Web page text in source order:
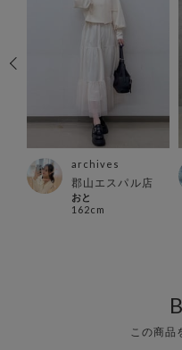
archives
郡山エスパル店
おと
162cm
この商品